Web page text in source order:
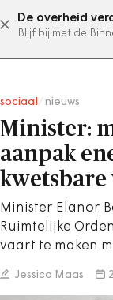
De overheid
Blijf bij met de
sociaal nieuws
Minister:
aanpak
Minister Elanor
Ruimtelijke
vaart te maken
Jessica Maas